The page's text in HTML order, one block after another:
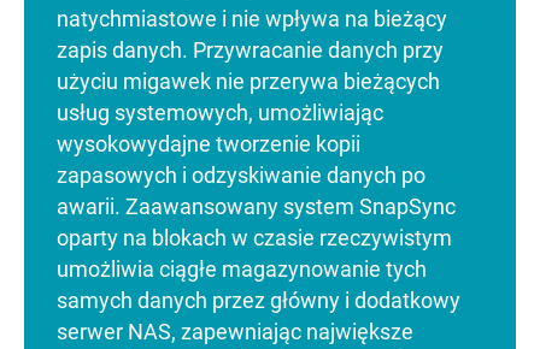
natychmiastowe i nie wpływa na bieżący
zapis danych. Przywracanie danych przy
użyciu migawek nie przerywa bieżących
usług systemowych, umożliwiając
wysokowydajne tworzenie kopii
zapasowych i odzyskiwanie danych po
awarii. Zaawansowany system SnapSync
oparty na blokach w czasie rzeczywistym
umożliwia ciągłe magazynowanie tych
samych danych przez główny i dodatkowy
serwer NAS, zapewniając największe